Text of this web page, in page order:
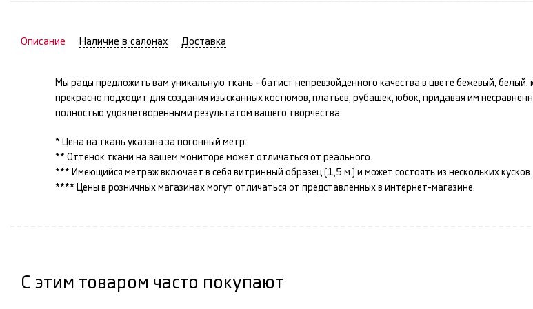
Описание Наличие в салонах Доставка
Мы рады предложить вам уникальную ткань - батист непревзойденного качества в цвете бежевый, белый,
прекрасно подходит для создания изысканных костюмов, платьев, рубашек, юбок, придавая им
полностью удовлетворенными результатом вашего творчества.
* Цена на ткань указана за погонный метр.
** Оттенок ткани на вашем мониторе может отличаться от реального.
*** Имеющийся метраж включает в себя витринный образец (1,5 м.) и может состоять из нескольких кусков.
**** Цены в розничных магазинах могут отличаться от представленных в интернет-магазине.
С этим товаром часто покупают